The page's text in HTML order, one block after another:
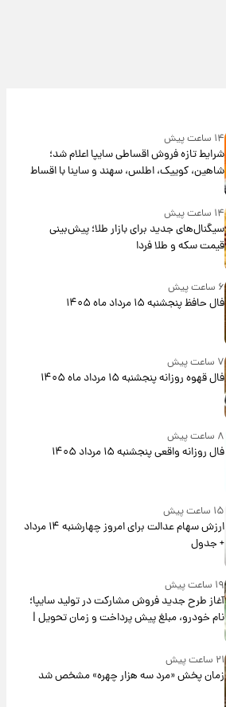
۱۴ ساعت پیش
شرایط تازه فروش اقساطی سایپا اعلام شد؛
شاهین، کوییک، اطلس، سهند و ساینا با اقساط
بلندمدت + جدول
۱۴ ساعت پیش
سیگنال‌های جدید برای بازار طلا؛ پیش‌بینی
قیمت سکه و طلا فردا
۶ ساعت پیش
فال حافظ پنجشنبه ۱۵ مرداد ماه ۱۴۰۵
۷ ساعت پیش
فال قهوه روزانه پنجشنبه ۱۵ مرداد ماه ۱۴۰۵
۸ ساعت پیش
فال روزانه واقعی پنجشنبه ۱۵ مرداد ۱۴۰۵
۱۵ ساعت پیش
ارزش سهام عدالت برای امروز چهارشنبه ۱۴ مرداد
+ جدول
۱۹ ساعت پیش
آغاز طرح جدید فروش مشارکت در تولید سایپا؛
نام خودرو، مبلغ پیش پرداخت و زمان تحویل |
سود مشارکت چند درصد است؟
۲۱ ساعت پیش
زمان پخش «مرد سه هزار چهره» مشخص شد